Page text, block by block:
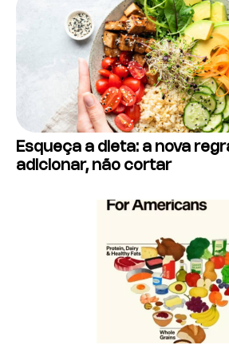
Esqueça a dieta: a nova
adicionar, não cortar